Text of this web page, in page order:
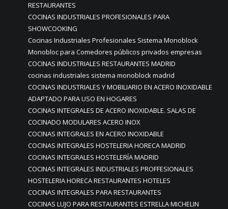
RESTAURANTES
COCINAS INDUSTRIALES PROFESIONALES PARA
SHOWCOOKING
Cocinas Industriales Profesionales Sistema Monoblock
Monobloc para Comedores públicos privados empresas
COCINAS INDUSTRIALES RESTAURANTES MADRID
cocinas industriales sistema monoblock madrid
COCINAS INDUSTRIALES Y MOBILIARIO EN ACERO INOXIDABLE
ADAPTADO PARA USO EN HOGARES
COCINAS INTEGRALES DE ACERO INOXIDABLE. SALAS DE
COCINADO MODULARES ACERO INOX
COCINAS INTEGRALES EN ACERO INOXIDABLE
COCINAS INTEGRALES HOSTELERIA HORECA MADRID
COCINAS INTEGRALES HOSTELERÍA MADRID
COCINAS INTEGRALES INDUSTRIALES PROFFESIONALES
HOSTELERIA HORECA RESTAURANTES HOTELES
COCINAS INTEGRALES PARA RESTAURANTES
COCINAS LUJO PARA RESTAURANTES ESTRELLA MICHELIN